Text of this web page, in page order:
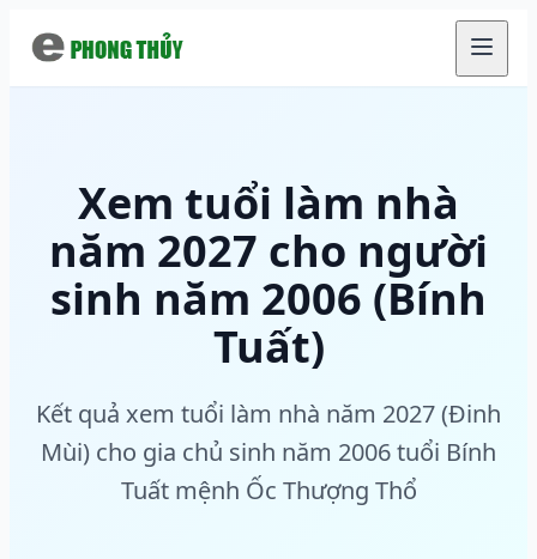
Xem tuổi làm nhà
năm 2027 cho người
sinh năm 2006 (Bính
Tuất)
Kết quả xem tuổi làm nhà năm 2027 (Đinh
Mùi) cho gia chủ sinh năm 2006 tuổi Bính
Tuất mệnh Ốc Thượng Thổ